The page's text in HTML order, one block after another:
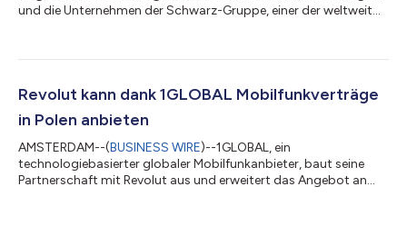
und die Unternehmen der Schwarz-Gruppe, einer der weltweit
Unternehmen der Schwarz-Gruppe eine Beteiligung von 9,9
Unternehmen als exklusiver Technologiepartner für mobile
Revolut kann dank 1GLOBAL Mobilfunkverträge
in Polen anbieten
AMSTERDAM--(BUSINESS WIRE)--1GLOBAL, ein
technologiebasierter globaler Mobilfunkanbieter, baut seine
Partnerschaft mit Revolut aus und erweitert das Angebot an